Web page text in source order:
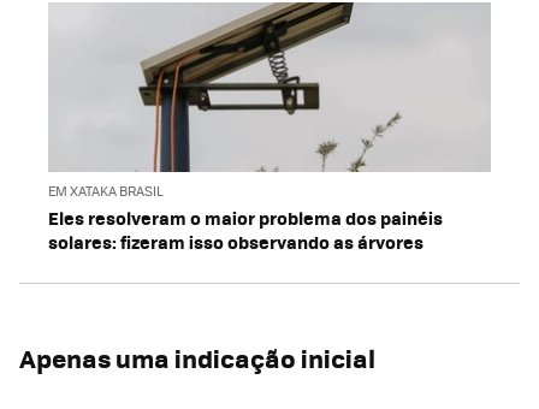
EM XATAKA BRASIL
Eles resolveram o maior problema dos painéis
solares: fizeram isso observando as árvores
Apenas uma indicação inicial